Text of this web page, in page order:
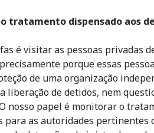
tratamento dispensado aos
é visitar as pessoas privadas
porque essas
de uma organização
liberação de detidos, nem
nosso papel é monitorar o
para as autoridades pertinentes